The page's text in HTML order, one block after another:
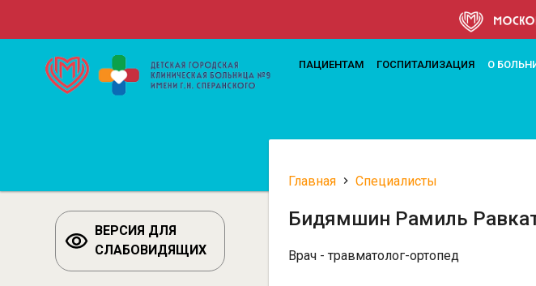
содержанию
Верхнее
ПАЦИЕНТАМ ГОСПИТАЛИЗАЦИЯ О
Строка
навигации
Главная Специалисты
Бидямшин Рамиль
Врач - травматолог-ортопед
ВЕРСИЯ ДЛЯ
СЛАБОВИДЯЩИХ